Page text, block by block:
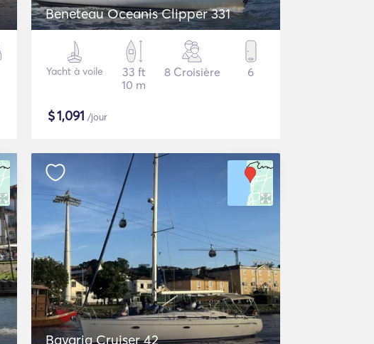
Beneteau Oceanis Clipper 331
Yacht à voile
33 ft
10 m
8 Croisière 6
$1,091 /jour
Bavaria Cruiser 42